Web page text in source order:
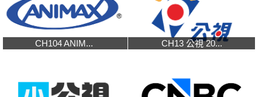
CH104 ANIM... CH13 公視 20...